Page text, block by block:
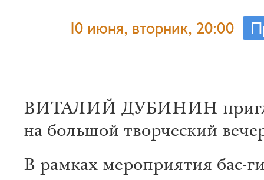
10 июня, вторник, 20:00
ВИТАЛИЙ ДУБИНИН
на большой творческий
В рамках мероприятия бас-